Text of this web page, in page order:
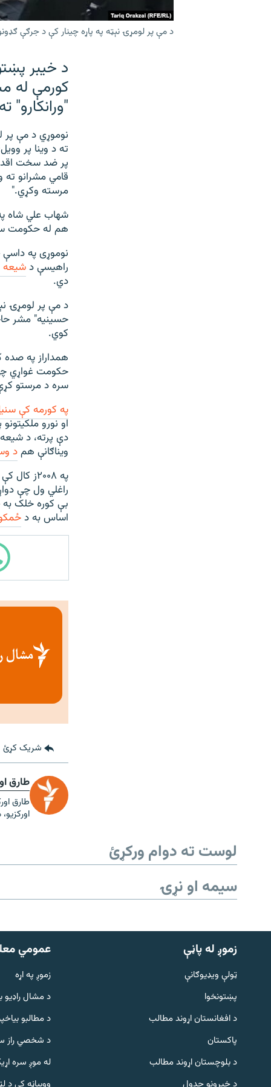
د مې پر لومړۍ نېټه په پاړه چینار کې د جرګې
د خیبر
کورمې له
نوموړي د مې پر
ته د وینا پر
پر ضد سخت
قامي مشرانو
مرسته وکړي."
شهاب علي شاه
هم له حکومت
نوموړی په داسې
راهیسې دشیعه
دي.
د مې پر لومړۍ
حسینیه" مشر
کوي.
همداراز په
حکومت غواړي
سره د مرستو
په کورمه کې
او نورو
دې پرته، د
ویناګانې همد
په
راغلي ول چې
بې کوره خلک به
اساس به د
شریک کړئ
طارق
طارق
لوست ته دوام ورکړئ
سیمه او نړۍ
زموږ له پاڼې
ټولې ویډیوګانې
پښتونخوا
د افغانستان اړوند مطالب
پاکستان
د بلوچستان اړوند مطالب
عمومي
زموږ په اړه
د مشال راډيو
د مطالبو
د شخصي راز
له موږ سره